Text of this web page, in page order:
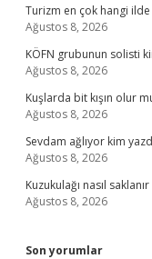
Turizm en çok hangi ilde
Ağustos 8, 2026
KÖFN grubunun solisti
Ağustos 8, 2026
Kuşlarda bit kışın olur
Ağustos 8, 2026
Sevdam ağlıyor kim
Ağustos 8, 2026
Kuzukulağı nasıl saklanır
Ağustos 8, 2026
Son yorumlar